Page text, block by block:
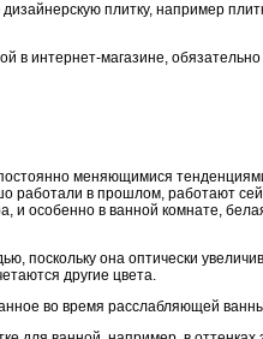
плитку, например
в интернет-магазине, обязательно
меняющимися
работали в прошлом, работают
и особенно в ванной комнате,
поскольку она оптически
другие цвета.
во время расслабляющей